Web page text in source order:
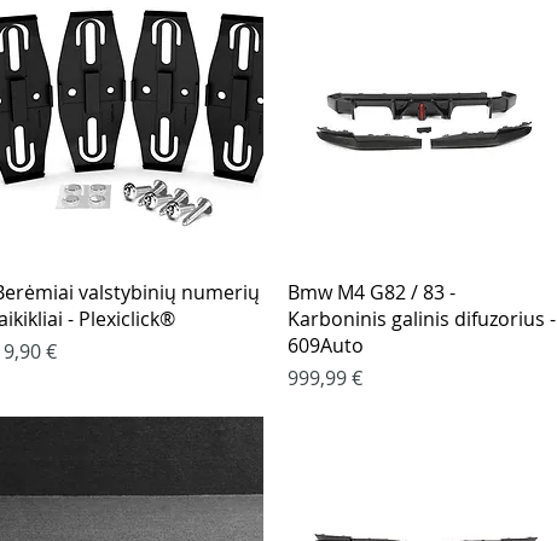
Greita peržiūra
valstybinių numerių
- Plexiclick®
€
Greita peržiūra
Bmw M4 G82 / 83 -
Karboninis galinis difuzorius -
609Auto
Kaina
999,99 €